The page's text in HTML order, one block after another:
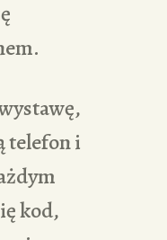
telefon i
kod,